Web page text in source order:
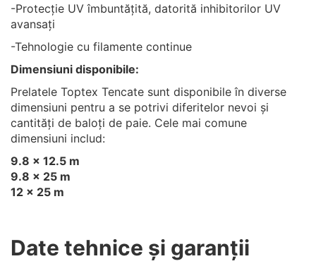
-Protecție UV îmbuntățită, datorită inhibitorilor UV
avansați
-Tehnologie cu filamente continue
Dimensiuni disponibile:
Prelatele Toptex Tencate sunt disponibile în diverse
dimensiuni pentru a se potrivi diferitelor nevoi și
cantități de baloți de paie. Cele mai comune
dimensiuni includ:
9.8 × 12.5 m
9.8 × 25 m
12 × 25 m
Date tehnice și garanții